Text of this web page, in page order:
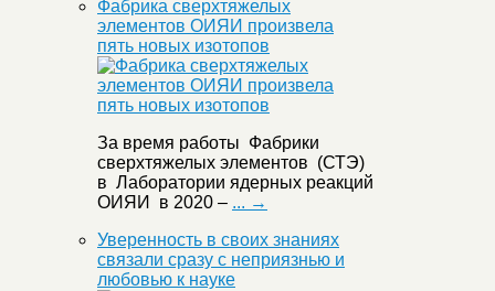
Фабрика сверхтяжелых
элементов ОИЯИ произвела
пять новых изотопов
За время работы Фабрики
сверхтяжелых элементов (СТЭ)
в Лаборатории ядерных реакций
ОИЯИ в 2020 – ... →
Уверенность в своих знаниях
связали сразу с неприязнью и
любовью к науке